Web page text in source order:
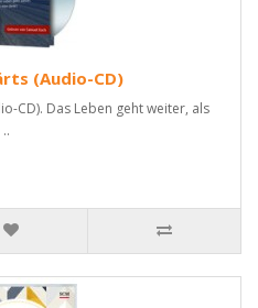
(Audio-CD)
CD). Das Leben geht weiter, als